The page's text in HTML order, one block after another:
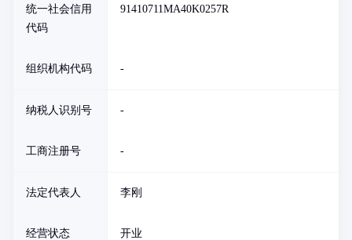
统一社会信用
代码
91410711MA40K0257R
组织机构代码 -
纳税人识别号 -
工商注册号 -
法定代表人 李刚
经营状态 开业